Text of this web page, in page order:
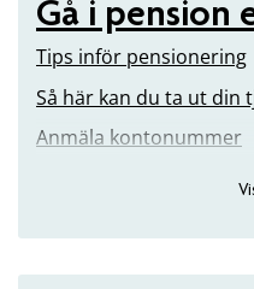
Gå i pension
Tips inför pensionering
Så här kan du ta ut din
Anmäla kontonummer